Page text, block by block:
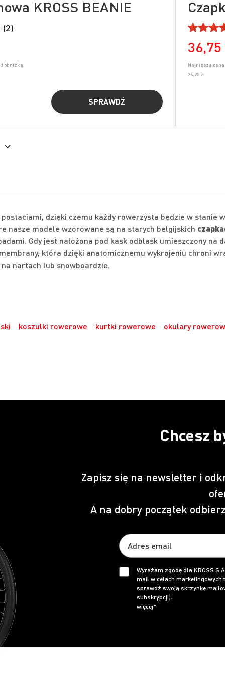
KROSS BEANIE
(2)
obniżką:
SPRAWDŹ
36,75
Najniższa
36,75 zł
dzięki czemu każdy rowerzysta będzie w stanie
nasze modele wzorowane są na starych belgijskich
Gdy jest nałożona pod kask odblask umieszczony na
która dzięki anatomicznemu wykrojeniu chroni
nartach lub snowboardzie.
koszulki rowerowe kurtki rowerowe okulary
Chcesz
Zapisz się na newsletter i
A na dobry początek
Wyrażam zgodę dla KROSS
mail w celach marketingowych
sprawdź swoją skrzynkę
subskrypcji).
więcej*